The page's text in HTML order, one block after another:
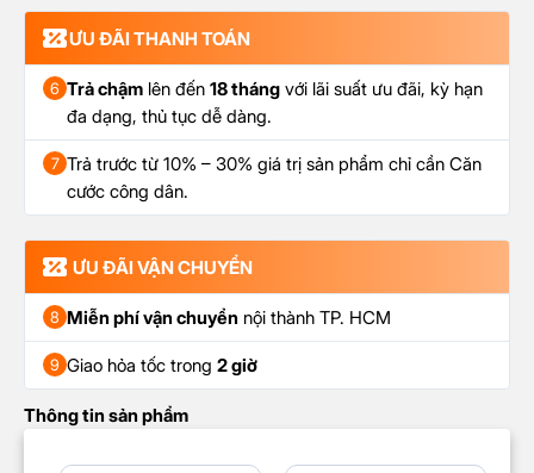
ƯU ĐÃI THANH TOÁN
6 Trả chậm lên đến 18 tháng với lãi suất ưu đãi, kỳ hạn
đa dạng, thủ tục dễ dàng.
7 Trả trước từ 10% – 30% giá trị sản phẩm chỉ cần Căn
cước công dân.
ƯU ĐÃI VẬN CHUYỂN
8 Miễn phí vận chuyển nội thành TP. HCM
9 Giao hỏa tốc trong 2 giờ
Thông tin sản phẩm